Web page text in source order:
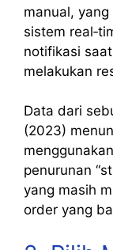
manual,
sistem
notifikasi
melakukan
Data dari
(2023)
penurunan
yang masih
order yang